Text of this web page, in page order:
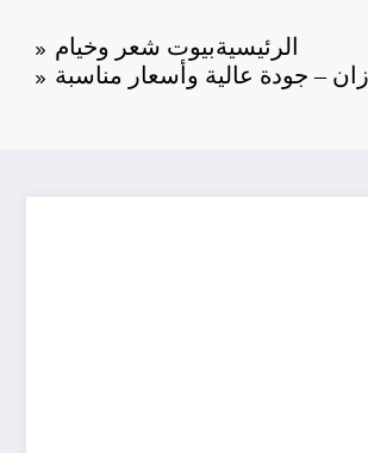
الرئيسيةبيوت شعر وخيام
– جودة عالية وأسعار مناسبة